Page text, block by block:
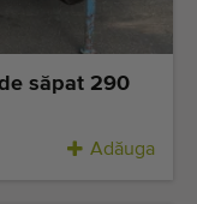
săpat 290
Adăuga